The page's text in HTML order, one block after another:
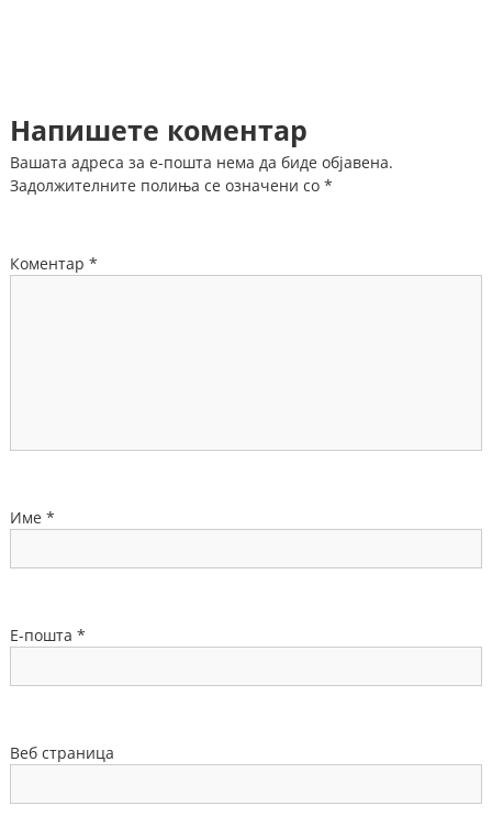
Напишете коментар
Вашата адреса за е-пошта нема да биде објавена.
Задолжителните полиња се означени со *
Коментар *
Име *
Е-пошта *
Веб страница